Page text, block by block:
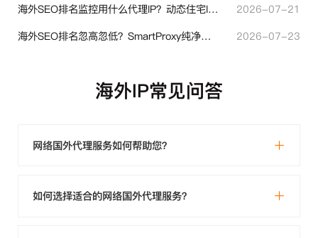
海外SEO排名监控用什么代理IP？动态住宅IP与静态住宅IP怎么选
2026-07-21
海外SEO排名忽高忽低？SmartProxy纯净住宅IP助力站点权重稳定
2026-07-23
海外IP常见问答
网络国外代理服务如何帮助您？
如何选择适合的网络国外代理服务？